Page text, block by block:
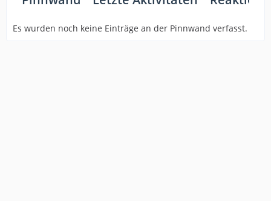
Es wurden noch keine Einträge an der Pinnwand verfasst.